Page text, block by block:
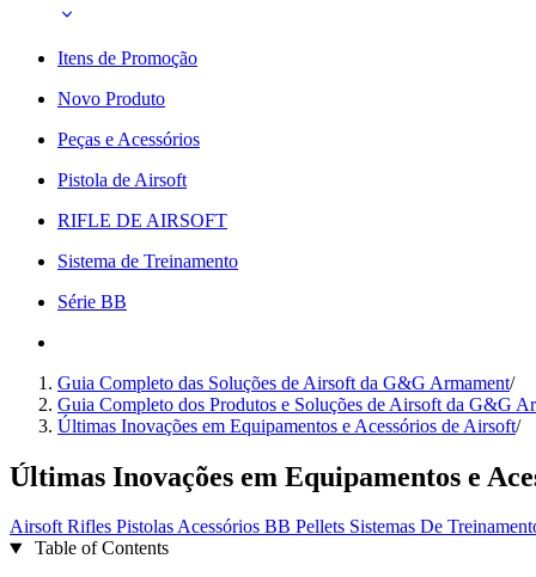
Itens de Promoção
Novo Produto
Peças e Acessórios
Pistola de Airsoft
RIFLE DE AIRSOFT
Sistema de Treinamento
Série BB
Guia Completo das Soluções de Airsoft da G&G Armament/
Guia Completo dos Produtos e Soluções de Airsoft da G&G
Últimas Inovações em Equipamentos e Acessórios de Airsoft/
Últimas Inovações em Equipamentos e
AirsoftRifles PistolasAcessórios BB Pellets Sistemas De
Table of Contents